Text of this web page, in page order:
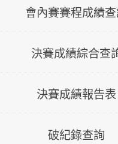
會內賽賽程成績
決賽成績綜合查
決賽成績報告表
破紀錄查詢